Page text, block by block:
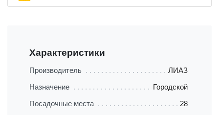
Характеристики
Производитель
ЛИАЗ
Назначение
Городской
Посадочные места
28